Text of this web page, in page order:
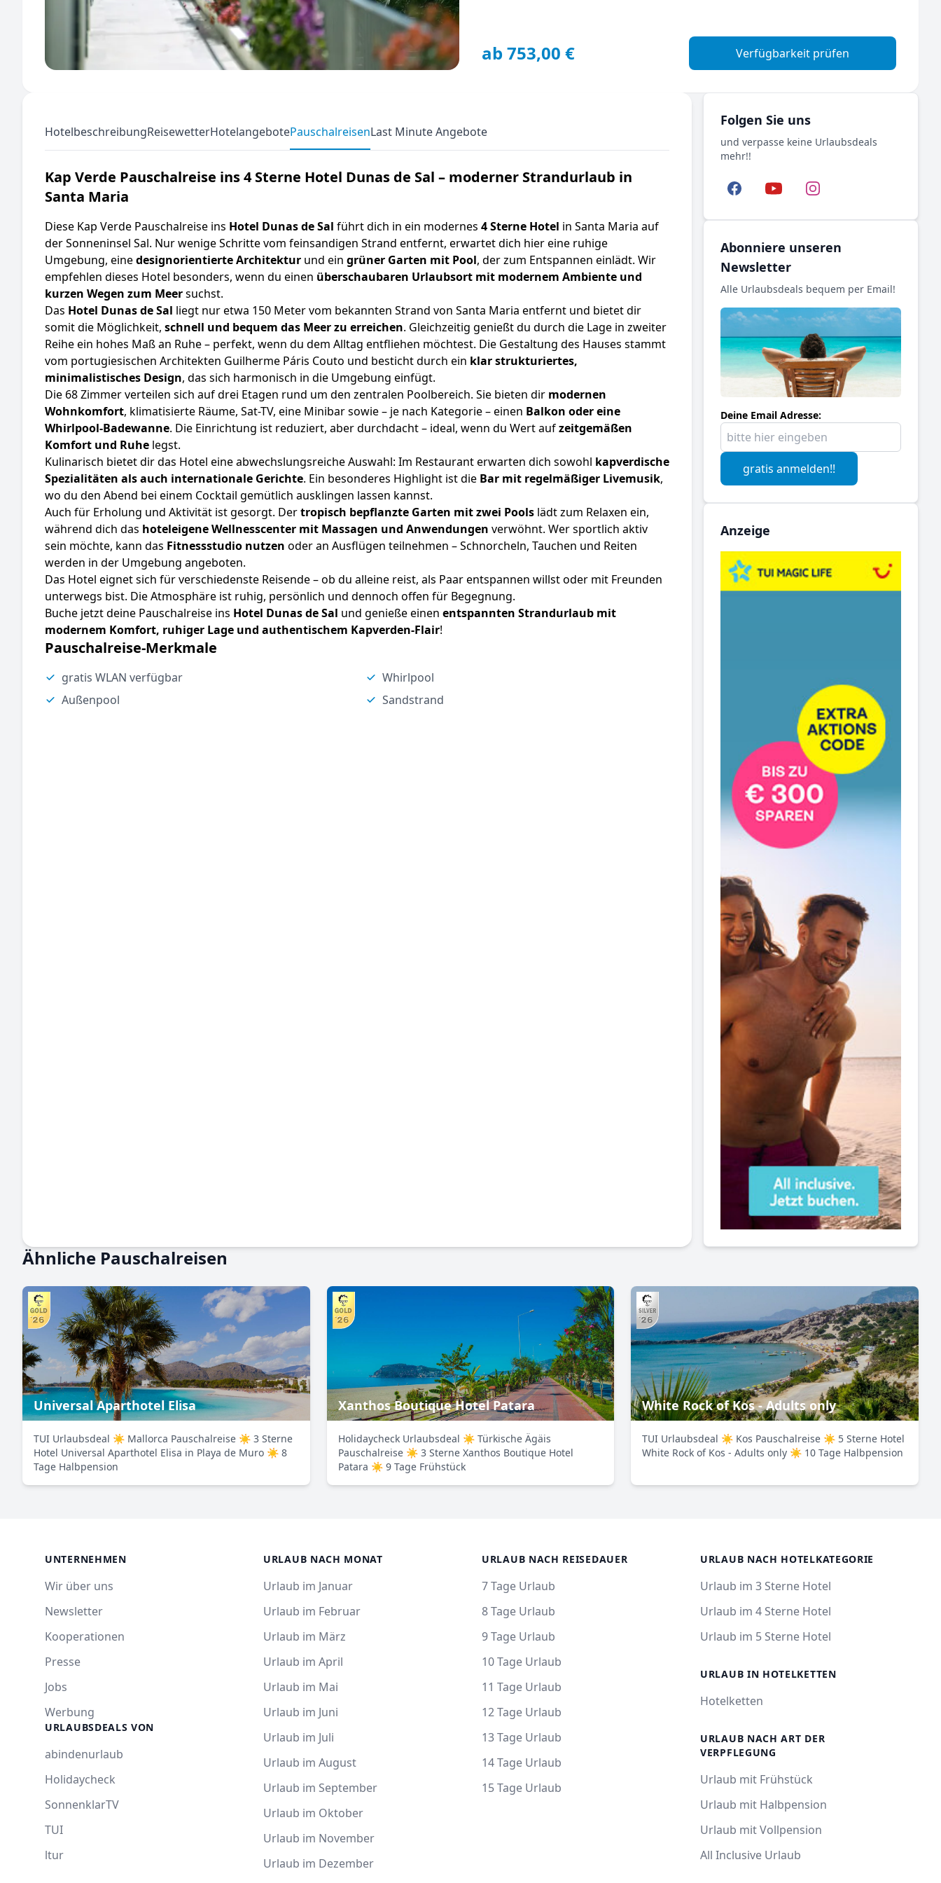
ab 753,00 € Verfügbarkeit prüfen
HotelbeschreibungReisewetterHotelangebotePauschalreisenLast Minute Angebote
Kap Verde Pauschalreise ins 4 Sterne Hotel Dunas de Sal – moderner Strandurlaub in
Santa Maria
Diese Kap Verde Pauschalreise ins Hotel Dunas de Sal führt dich in ein modernes 4 Sterne Hotel in Santa Maria auf
der Sonneninsel Sal. Nur wenige Schritte vom feinsandigen Strand entfernt, erwartet dich hier eine ruhige
Umgebung, einedesignorientierte Architektur und ein grüner Garten mit Pool, der zum Entspannen einlädt. Wir
empfehlen dieses Hotel besonders, wenn du einen überschaubaren Urlaubsort mit modernem Ambiente und
kurzen Wegen zum Meersuchst.
Das Hotel Dunas de Sal liegt nur etwa 150 Meter vom bekannten Strand von Santa Maria entfernt und bietet dir
somit die Möglichkeit, schnell und bequem das Meer zu erreichen. Gleichzeitig genießt du durch die Lage in zweiter
Reihe ein hohes Maß an Ruhe – perfekt, wenn du dem Alltag entfliehen möchtest. Die Gestaltung des Hauses stammt
vom portugiesischen Architekten Guilherme Páris Couto und besticht durch ein klar strukturiertes,
minimalistisches Design, das sich harmonisch in die Umgebung einfügt.
Die 68 Zimmer verteilen sich auf drei Etagen rund um den zentralen Poolbereich. Sie bieten dir modernen
Wohnkomfort, klimatisierte Räume, Sat-TV, eine Minibar sowie – je nach Kategorie – einen Balkon oder eine
Whirlpool-Badewanne. Die Einrichtung ist reduziert, aber durchdacht – ideal, wenn du Wert aufzeitgemäßen
Komfort und Ruhe legst.
Kulinarisch bietet dir das Hotel eine abwechslungsreiche Auswahl: Im Restaurant erwarten dich sowohl kapverdische
Spezialitäten als auch internationale Gerichte. Ein besonderes Highlight ist die Bar mit regelmäßiger Livemusik,
wo du den Abend bei einem Cocktail gemütlich ausklingen lassen kannst.
Auch für Erholung und Aktivität ist gesorgt. Dertropisch bepflanzte Garten mit zwei Pools lädt zum Relaxen ein,
während dich das hoteleigene Wellnesscenter mit Massagen und Anwendungen verwöhnt. Wer sportlich aktiv
sein möchte, kann das Fitnessstudio nutzen oder an Ausflügen teilnehmen – Schnorcheln, Tauchen und Reiten
werden in der Umgebung angeboten.
Das Hotel eignet sich für verschiedenste Reisende – ob du alleine reist, als Paar entspannen willst oder mit Freunden
unterwegs bist. Die Atmosphäre ist ruhig, persönlich und dennoch offen für Begegnung.
Buche jetzt deine Pauschalreise ins Hotel Dunas de Sal und genieße einen entspannten Strandurlaub mit
modernem Komfort, ruhiger Lage und authentischem Kapverden-Flair!
Pauschalreise-Merkmale
gratis WLAN verfügbar
Außenpool
Whirlpool
Sandstrand
Folgen Sie uns
und verpasse keine Urlaubsdeals
mehr!!
FacebookYouTubeInstagram
Abonniere unseren
Newsletter
Alle Urlaubsdeals bequem per Email!
Deine Email Adresse:
gratis anmelden!!
Anzeige
Ähnliche Pauschalreisen
Universal Aparthotel Elisa
TUI Urlaubsdeal ☀ Mallorca Pauschalreise ☀ 3 Sterne
Hotel Universal Aparthotel Elisa in Playa de Muro ☀ 8
Tage Halbpension
Xanthos Boutique Hotel Patara
Holidaycheck Urlaubsdeal ☀ Türkische Ägäis
Pauschalreise ☀ 3 Sterne Xanthos Boutique Hotel
Patara ☀ 9 Tage Frühstück
White Rock of Kos - Adults only
TUI Urlaubsdeal ☀ Kos Pauschalreise ☀ 5 Sterne Hotel
White Rock of Kos - Adults only ☀ 10 Tage Halbpension
UNTERNEHMEN
Wir über uns
Newsletter
Kooperationen
Presse
Jobs
Werbung
URLAUBSDEALS VON
abindenurlaub
Holidaycheck
SonnenklarTV
TUI
ltur
URLAUB NACH MONAT
Urlaub im Januar
Urlaub im Februar
Urlaub im März
Urlaub im April
Urlaub im Mai
Urlaub im Juni
Urlaub im Juli
Urlaub im August
Urlaub im September
Urlaub im Oktober
Urlaub im November
Urlaub im Dezember
URLAUB NACH REISEDAUER
7 Tage Urlaub
8 Tage Urlaub
9 Tage Urlaub
10 Tage Urlaub
11 Tage Urlaub
12 Tage Urlaub
13 Tage Urlaub
14 Tage Urlaub
15 Tage Urlaub
URLAUB NACH HOTELKATEGORIE
Urlaub im 3 Sterne Hotel
Urlaub im 4 Sterne Hotel
Urlaub im 5 Sterne Hotel
URLAUB IN HOTELKETTEN
Hotelketten
URLAUB NACH ART DER
VERPFLEGUNG
Urlaub mit Frühstück
Urlaub mit Halbpension
Urlaub mit Vollpension
All Inclusive Urlaub